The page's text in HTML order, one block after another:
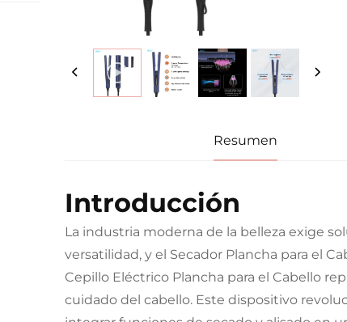
Resumen
Introducción
La industria moderna de la belleza exige
versatilidad, y el Secador Plancha para el
Cepillo Eléctrico Plancha para el Cabello
cuidado del cabello. Este dispositivo